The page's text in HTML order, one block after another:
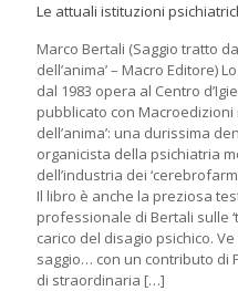
Le attuali istituzioni
Marco Bertali (Saggio tratto
dell’anima’ – Macro Editore)
dal 1983 opera al Centro
pubblicato con Macroedizioni
dell’anima’: una durissima
organicista della psichiatria
dell’industria dei
Il libro è anche la preziosa
professionale di Bertali sulle
carico del disagio psichico.
saggio… con un contributo di
di straordinaria […]